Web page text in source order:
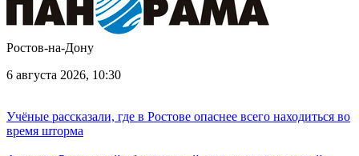
Ростов-на-Дону
6 августа 2026, 10:30
Учёные рассказали, где в Ростове опаснее всего находиться во
время шторма